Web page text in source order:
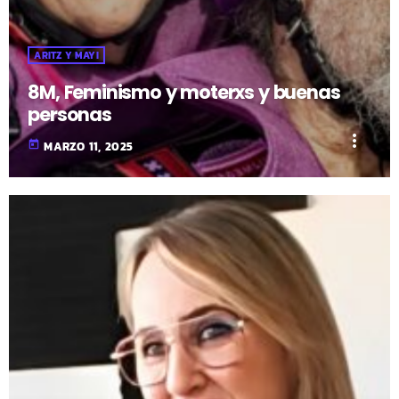
ARITZ Y MAYI
8M, Feminismo y moterxs y buenas
personas
today MARZO 11, 2025 more_vert
00:00:00 - Inicio